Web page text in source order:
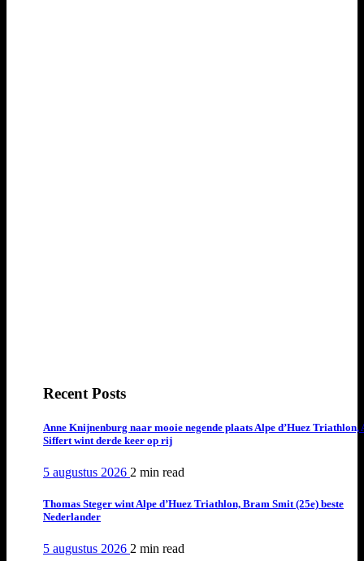
Recent Posts
Anne Knijnenburg naar mooie negende plaats Alpe d’Huez Triathlon,
Siffert wint derde keer op rij
5 augustus 2026 2 min read
Thomas Steger wint Alpe d’Huez Triathlon, Bram Smit (25e) beste
Nederlander
5 augustus 2026 2 min read